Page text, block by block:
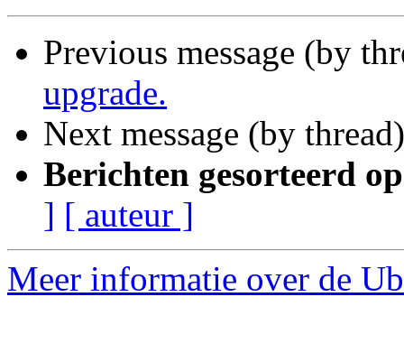
Previous message (by
upgrade.
Next message (by
Berichten gesorteerd
] [ auteur ]
Meer informatie over de